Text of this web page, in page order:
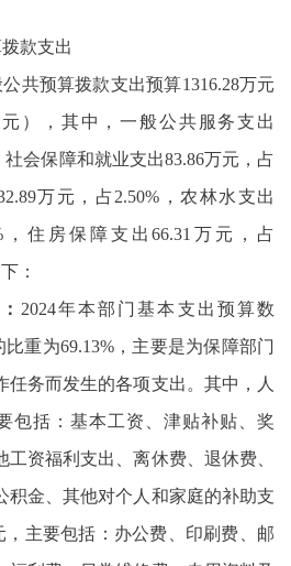
款支出
共预算拨款支出预算1316.28万元
），其中，一般公共服务支出
社会保障和就业支出83.86万元，占
万元，占2.50%，农林水支出
，住房保障支出66.31万元，占
：
2024年本部门基本支出预算数
重为69.13%，主要是为保障部门
任务而发生的各项支出。其中，人
包括：基本工资、津贴补贴、奖
资福利支出、离休费、退休费、
积金、其他对个人和家庭的补助支
，主要包括：办公费、印刷费、邮